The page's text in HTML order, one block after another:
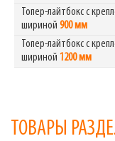
Топер-лайтбокс с
шириной 900 мм
Топер-лайтбокс с
шириной 1200 мм
ТОВАРЫ